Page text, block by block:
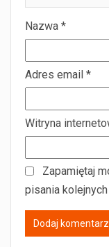
Nazwa *
Adres email *
Witryna
Zapamiętaj
pisania